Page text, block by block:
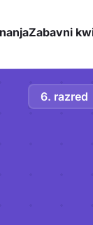
Zabavni
6. razred